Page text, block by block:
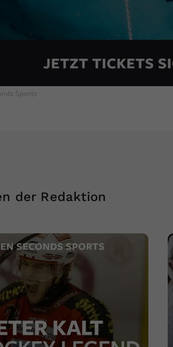
Sports
der Redaktion